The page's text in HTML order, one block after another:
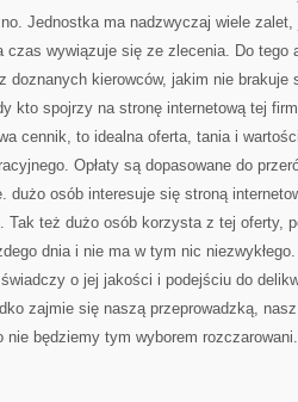
Jednostka ma nadzwyczaj wiele zalet,
czas wywiązuje się ze zlecenia. Do tego
doznanych kierowców, jakim nie brakuje
kto spojrzy na stronę internetową tej
cennik, to idealna oferta, tania i
Opłaty są dopasowane do
dużo osób interesuje się stroną
Tak też dużo osób korzysta z tej oferty,
dnia i nie ma w tym nic
o jej jakości i podejściu do
zajmie się naszą przeprowadzką,
nie będziemy tym wyborem rozczarowani.